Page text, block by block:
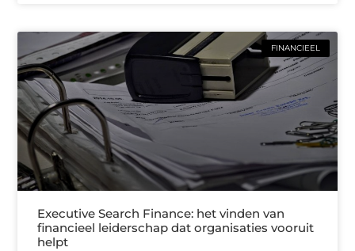
FINANCIEEL
Executive Search Finance: het vinden van
financieel leiderschap dat organisaties vooruit
helpt